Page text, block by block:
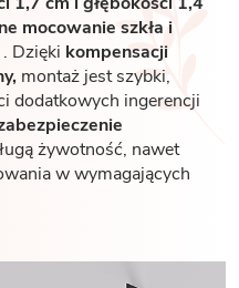
mocowanie szkła i
. Dzięki kompensacji
montaż jest szybki,
dodatkowych ingerencji
żywotność, nawet
w wymagających